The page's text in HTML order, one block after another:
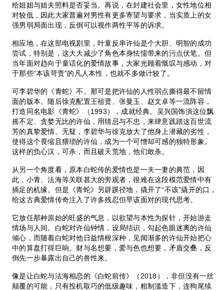
给姐姐与姐夫照料是否妥当。再说，在封建社会里，女性地位相
对较低，因此大家普遍对男性有更多寄望与要求，当实质上的女
强男弱局面出现，反倒可以视作两性平等的诉求。
相应地，在这部电视剧里，叶童反串许仙是个大胆、明智的成功
尝试，特别是，这大大减少了角色本身怯懦带来的污点伏笔。但
当年面对趋向于童话化的爱情故事，大家光顾着慨叹与感动，对
于那些“本该苛责”的凡人本性，也就不多做计较了。
可李碧华的《青蛇》不。那可是把许仙的人性弱点撕得最不留情
面的版本。随后徐克配置王祖贤、张曼玉、赵文卓等一流阵容，
打造同名电影《青蛇》（1993），成就经典。吴兴国饰演这位飘
摇不定、贪婪无比的许仙，用猜忌与不忠，来肆意践踏这百世流
芳的真挚爱情。无疑，李碧华与徐克放大了他身上潜藏的劣性，
使得这个畏缩且猥琐的许仙，成为一个可憎却可感的独特形象。
这样的负心汉，可杀，而且破天荒地，他们敢杀。
从另一个角度看，原本白蛇传的爱情也是一夫一妻的典范，因
此，小青、法海等关联甚大的旁观者，很难在这段模范爱情中有
插足的机缘。但是《青蛇》另辟蹊径地，撬开了“不该”撬开的口，
给这古典爱情传奇注入了许多残忍但早该面对的现代思考。
它放任那种原始的旺盛的气息，以欲望与本性为探针，开始游走
情场与人间。白蛇对许仙钟情，设局结识，勾起色眼迷离的许仙
倾心，而随着白蛇对他日益情根深种，见闻渐多的许仙开始把心
中的算盘打得巨响。财与名想要，爱与色也想要，矛盾交叠，反
倒先一步暴露出自己的兽性来。
像是让白蛇与法海相恋的《白蛇前传》（2018），非但没有一丝
颠覆的可能，只有投机取巧的低级趣味，粗制滥造下，连狗尾续